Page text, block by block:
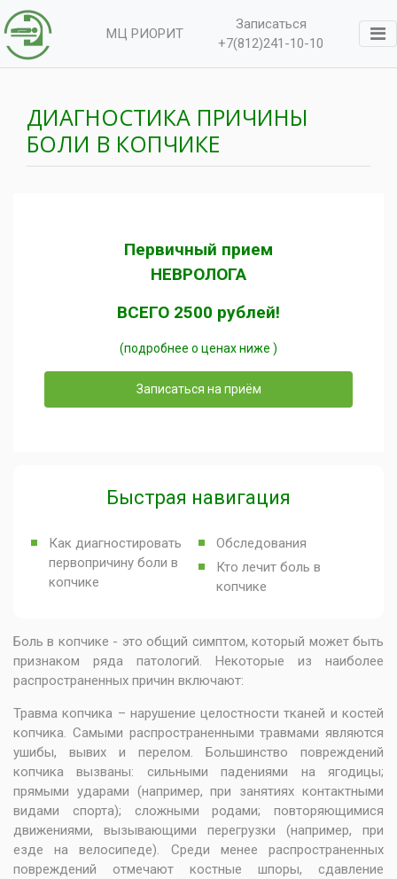
МЦ РИОРИТ
Записаться
+7(812)241-10-10
ДИАГНОСТИКА ПРИЧИНЫ
БОЛИ В КОПЧИКЕ
Первичный прием
НЕВРОЛОГА
ВСЕГО 2500 рублей!
(подробнее о ценах ниже )
Записаться на приём
Быстрая навигация
Как диагностировать
первопричину боли в
копчике
Обследования
Кто лечит боль в
копчике
Боль в копчике - это общий симптом, который может быть
признаком ряда патологий. Некоторые из наиболее
распространенных причин включают:
Травма копчика – нарушение целостности тканей и костей
копчика. Самыми распространенными травмами являются
ушибы, вывих и перелом. Большинство повреждений
копчика вызваны: сильными падениями на ягодицы;
прямыми ударами (например, при занятиях контактными
видами спорта); сложными родами; повторяющимися
движениями, вызывающими перегрузки (например, при
езде на велосипеде). Среди менее распространенных
повреждений отмечают костные шпоры, сдавление